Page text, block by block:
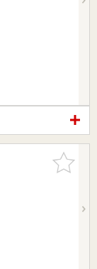
お気に入
りに追加